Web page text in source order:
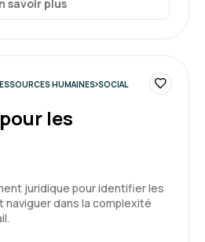
savoir plus
HUMAINES SOCIAL
les
juridique pour identifier les
dans la complexité